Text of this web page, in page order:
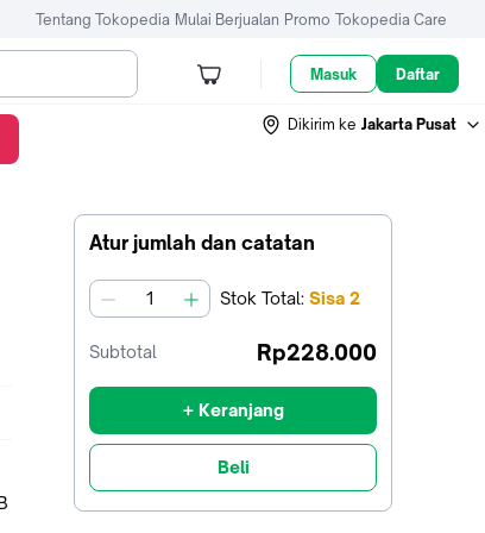
Tentang Tokopedia Mulai Berjualan Promo Tokopedia Care
Masuk Daftar
Dikirim ke Jakarta Pusat
Atur jumlah dan catatan
jumlah Stok Total: Sisa 2
Subtotal Rp228.000
+ Keranjang
Beli